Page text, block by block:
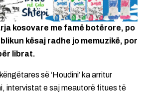
kosovare me famë botërore, po
kësaj radhe jo memuzikë, por
librat.
së ‘Houdini’ ka arritur
intervistat e saj meautorë fitues të